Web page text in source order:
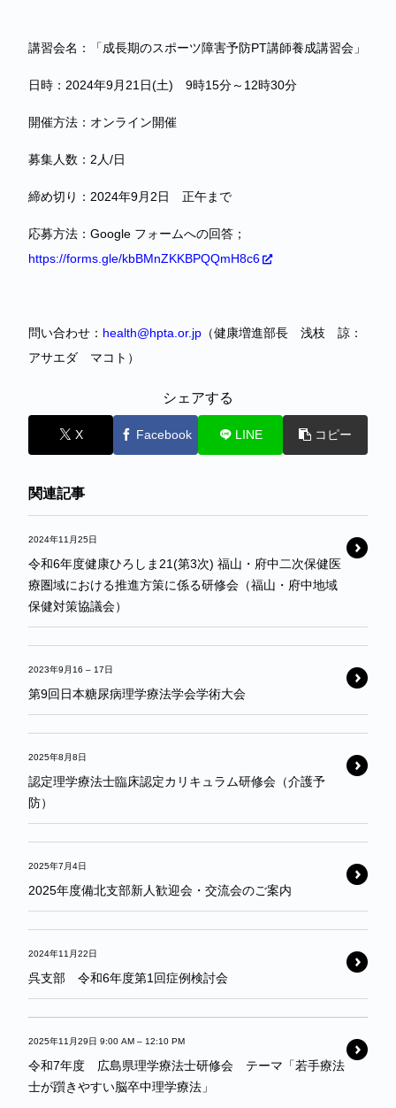
講習会名：「成長期のスポーツ障害予防PT講師養成講習会」
日時：2024年9月21日(土) 9時15分～12時30分
開催方法：オンライン開催
募集人数：2人/日
締め切り：2024年9月2日 正午まで
応募方法：Google フォームへの回答；
https://forms.gle/kbBMnZKKBPQQmH8c6
問い合わせ： health@hpta.or.jp （健康増進部長 浅枝 諒：
アサエダ マコト）
シェアする
X Facebook LINE コピー
関連記事
2024年11月25日
令和6年度健康ひろしま21(第3次) 福山・府中二次保健医
療圏域における推進方策に係る研修会（福山・府中地域
保健対策協議会）
2023年9月16 – 17日
第9回日本糖尿病理学療法学会学術大会
2025年8月8日
認定理学療法士臨床認定カリキュラム研修会（介護予
防）
2025年7月4日
2025年度備北支部新人歓迎会・交流会のご案内
2024年11月22日
呉支部 令和6年度第1回症例検討会
2025年11月29日 9:00 AM – 12:10 PM
令和7年度 広島県理学療法士研修会 テーマ「若手療法
士が躓きやすい脳卒中理学療法」